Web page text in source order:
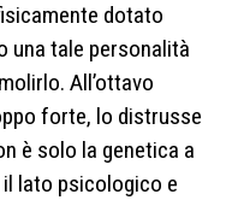
dotato
una tale personalità
All’ottavo
forte, lo distrusse
è solo la genetica a
lato psicologico e